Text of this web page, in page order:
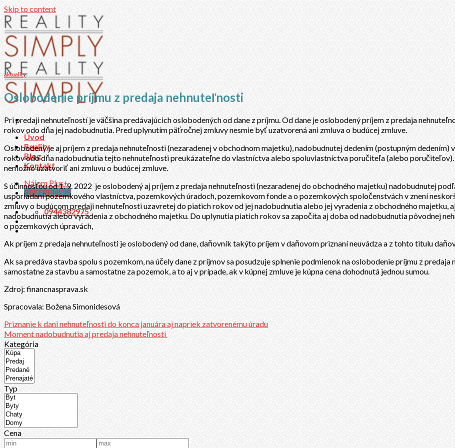
Skip to content
Úvod
Reality
Blog
Kontakt
Nájom Plus+
REFERENCIE
0944382975
aktuality
Oslobodenie príjmu z predaja nehnuteľnosti
Pri predaji nehnuteľností je väčšina predávajúcich oslobodených od dane z príjmu. Od dane je oslobodený príjem z predaja
rokov odo dňa jej nadobudnutia. Pred uplynutím päťročnej zmluvy nesmie byť uzatvorená ani zmluva o budúcej zmluve.
Oslobodený je aj príjem z predaja nehnuteľnosti (nezaradenej v obchodnom majetku), nadobudnutej dedením (postupným dedením)
rokov odo dňa nadobudnutia tejto nehnuteľnosti preukázateľne do vlastníctva alebo spoluvlastníctva poručiteľa (alebo
nemožno uzatvoriť ani zmluvu o budúcej zmluve.
S účinnosťou od 1. 9. 2022 je oslobodený aj príjem z predaja nehnuteľnosti (nezaradenej do obchodného majetku) nadobudnutej
usporiadaní pozemkového vlastníctva, pozemkových úradoch, pozemkovom fonde a o pozemkových spoločenstvách v znení
zmluvy o budúcom predaji nehnuteľnosti uzavretej do piatich rokov od jej nadobudnutia alebo jej vyradenia z obchodného majetku,
nadobudnutia alebo vyradenia z obchodného majetku. Do uplynutia piatich rokov sa započíta aj doba od nadobudnutia pôvodnej
o pozemkových úpravách,
Ak príjem z predaja nehnuteľnosti je oslobodený od dane, daňovník takýto príjem v daňovom priznaní neuvádza a z tohto titulu
Ak sa predáva stavba spolu s pozemkom, na účely dane z príjmov sa posudzuje splnenie podmienok na oslobodenie príjmu z
samostatne za stavbu a samostatne za pozemok, a to aj v prípade, ak v kúpnej zmluve je kúpna cena dohodnutá jednou sumou.
Zdroj: financnasprava.sk
Spracovala: Božena Simonidesová
Priznanie k dani nehnuteľnosti do konca januára aj napriek zatvorenému úradu
Moment nadobudnutia aj predaja nehnuteľnosti
Kategória
Typ
Cena